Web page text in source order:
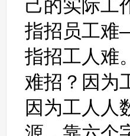
己的实际工
指招员工难
指招工人难
难招？因为
因为工人人